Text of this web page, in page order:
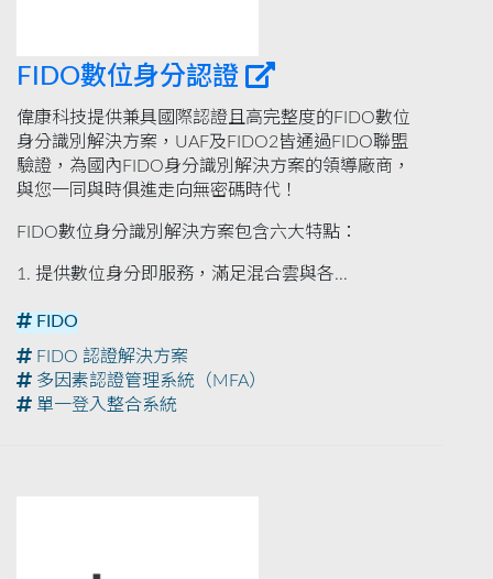
FIDO數位身分認證
偉康科技提供兼具國際認證且高完整度的FIDO數位
身分識別解決方案，UAF及FIDO2皆通過FIDO聯盟
驗證，為國內FIDO身分識別解決方案的領導廠商，
與您一同與時俱進走向無密碼時代！
FIDO數位身分識別解決方案包含六大特點：
1. 提供數位身分即服務，滿足混合雲與各...
FIDO
FIDO 認證解決方案
多因素認證管理系統（MFA）
單一登入整合系統